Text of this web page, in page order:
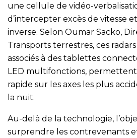
une cellule de vidéo-
d’intercepter excès de vitesse
inverse. Selon Oumar Sacko,
Transports terrestres, ces
associés à des tablettes
LED multifonctions,
rapide sur les axes les plus
la nuit.
Au-delà de la technologie,
surprendre les contrevenants